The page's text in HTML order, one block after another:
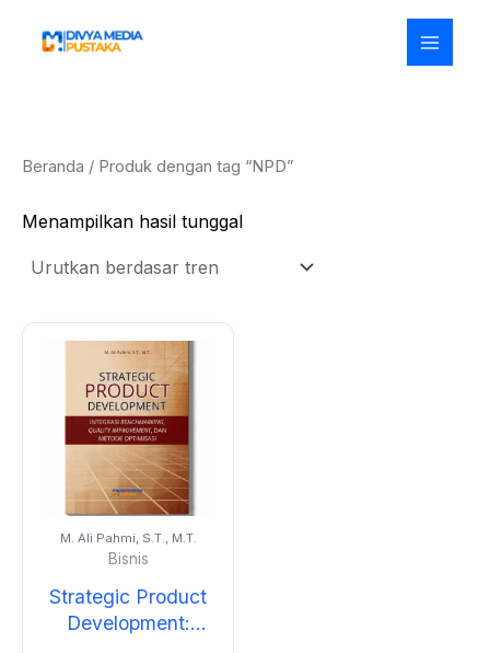
Beranda / Produk dengan tag “NPD”
Menampilkan hasil tunggal
M. Ali Pahmi, S.T., M.T.
Bisnis
Strategic Product
Development: